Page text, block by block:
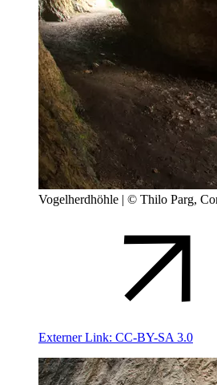
Vogelherdhöhle | © Thilo Parg,
Externer Link: CC-BY-SA 3.0